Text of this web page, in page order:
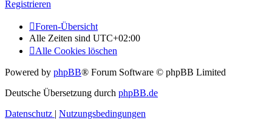
Registrieren
Foren-Übersicht
Alle Zeiten sind UTC+02:00
Alle Cookies löschen
Powered by phpBB® Forum Software © phpBB Limited
Deutsche Übersetzung durch phpBB.de
Datenschutz | Nutzungsbedingungen